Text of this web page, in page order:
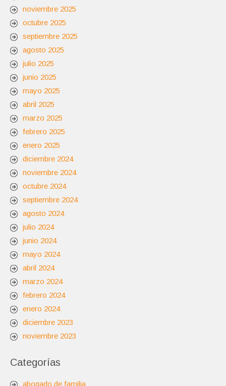
noviembre 2025
octubre 2025
septiembre 2025
agosto 2025
julio 2025
junio 2025
mayo 2025
abril 2025
marzo 2025
febrero 2025
enero 2025
diciembre 2024
noviembre 2024
octubre 2024
septiembre 2024
agosto 2024
julio 2024
junio 2024
mayo 2024
abril 2024
marzo 2024
febrero 2024
enero 2024
diciembre 2023
noviembre 2023
Categorías
abogado de familia